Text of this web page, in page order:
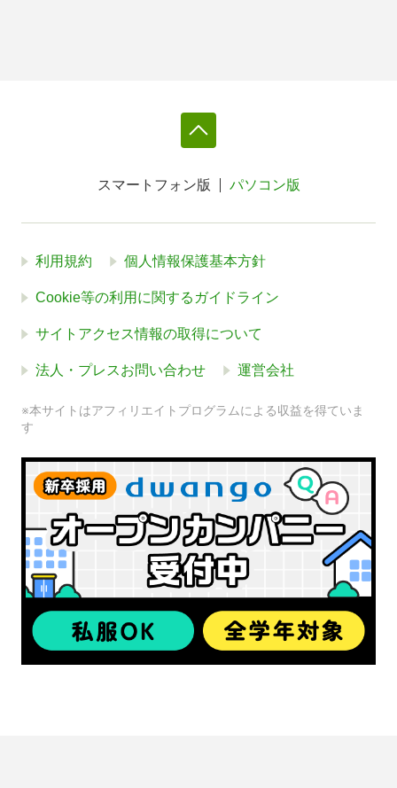
スマートフォン版 パソコン版
利用規約 個人情報保護基本方針
Cookie等の利用に関するガイドライン
サイトアクセス情報の取得について
法人・プレスお問い合わせ 運営会社
※本サイトはアフィリエイトプログラムによる収益を得ていま
す